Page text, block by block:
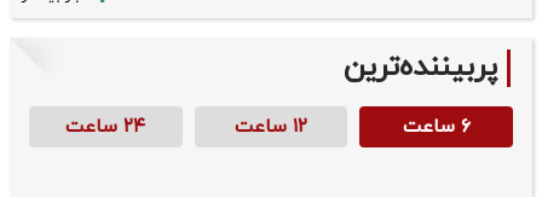
پربیننده‌ترین
۶ ساعت ۱۲ ساعت ۲۴ ساعت